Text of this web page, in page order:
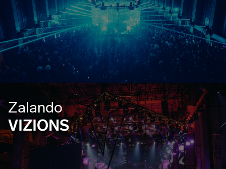
Zalando
VIZIONS